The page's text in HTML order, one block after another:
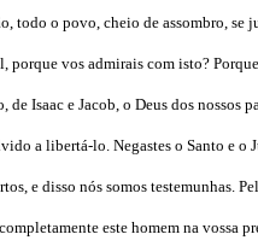
todo o povo, cheio de assombro,
porque vos admirais com isto?
de Isaac e Jacob, o Deus dos nossos
a libertá-lo. Negastes o Santo e o
e disso nós somos testemunhas.
este homem na vossa